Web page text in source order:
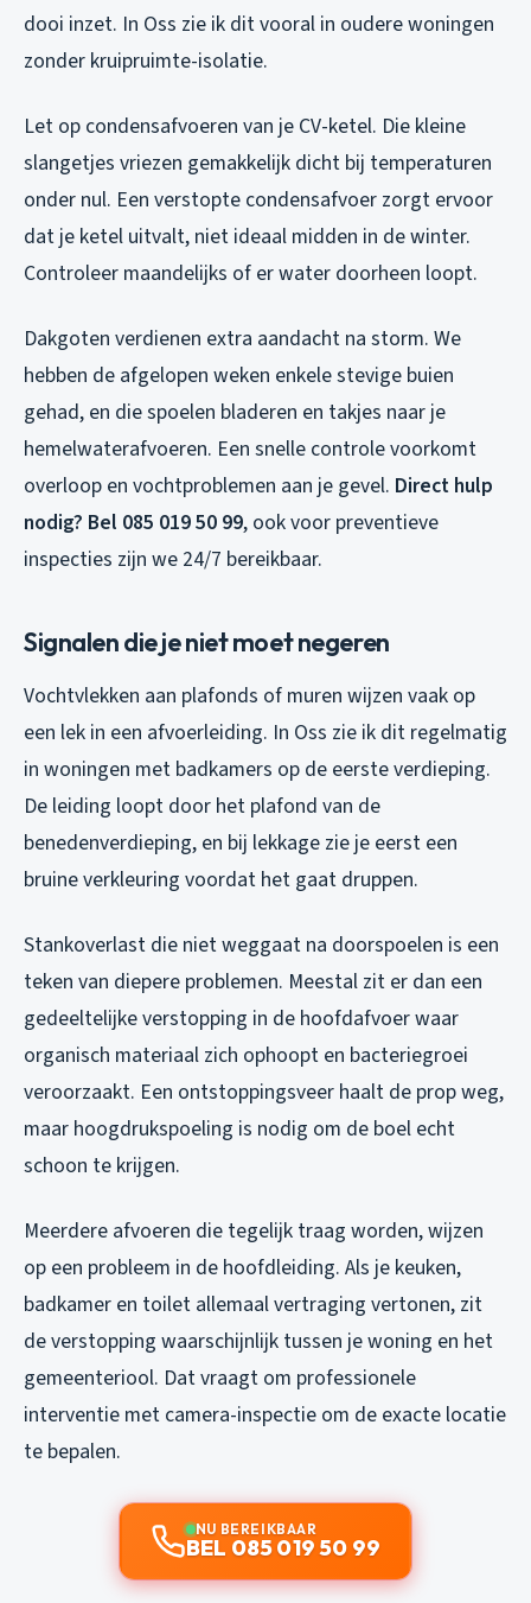
dooi inzet. In Oss zie ik dit vooral in oudere woningen
zonder kruipruimte-isolatie.
Let op condensafvoeren van je CV-ketel. Die kleine
slangetjes vriezen gemakkelijk dicht bij temperaturen
onder nul. Een verstopte condensafvoer zorgt ervoor
dat je ketel uitvalt, niet ideaal midden in de winter.
Controleer maandelijks of er water doorheen loopt.
Dakgoten verdienen extra aandacht na storm. We
hebben de afgelopen weken enkele stevige buien
gehad, en die spoelen bladeren en takjes naar je
hemelwaterafvoeren. Een snelle controle voorkomt
overloop en vochtproblemen aan je gevel. Direct hulp
nodig? Bel 085 019 50 99, ook voor preventieve
inspecties zijn we 24/7 bereikbaar.
Signalen die je niet moet negeren
Vochtvlekken aan plafonds of muren wijzen vaak op
een lek in een afvoerleiding. In Oss zie ik dit regelmatig
in woningen met badkamers op de eerste verdieping.
De leiding loopt door het plafond van de
benedenverdieping, en bij lekkage zie je eerst een
bruine verkleuring voordat het gaat druppen.
Stankoverlast die niet weggaat na doorspoelen is een
teken van diepere problemen. Meestal zit er dan een
gedeeltelijke verstopping in de hoofdafvoer waar
organisch materiaal zich ophoopt en bacteriegroei
veroorzaakt. Een ontstoppingsveer haalt de prop weg,
maar hoogdrukspoeling is nodig om de boel echt
schoon te krijgen.
Meerdere afvoeren die tegelijk traag worden, wijzen
op een probleem in de hoofdleiding. Als je keuken,
badkamer en toilet allemaal vertraging vertonen, zit
de verstopping waarschijnlijk tussen je woning en het
gemeenteriool. Dat vraagt om professionele
interventie met camera-inspectie om de exacte locatie
te bepalen.
NU BEREIKBAAR
BEL 085 019 50 99